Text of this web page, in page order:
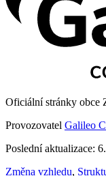
Oficiální stránky obce
Provozovatel Galileo
Poslední aktualizace:
Změna vzhledu,